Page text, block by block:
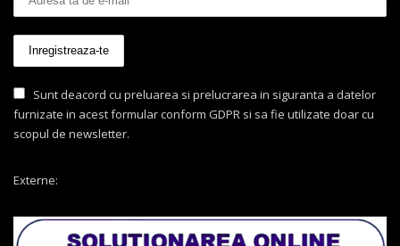
Sunt deacord cu preluarea si prelucrarea in siguranta a datelor
furnizate in acest formular conform GDPR si sa fie utilizate doar cu
scopul de newsletter.
Externe: